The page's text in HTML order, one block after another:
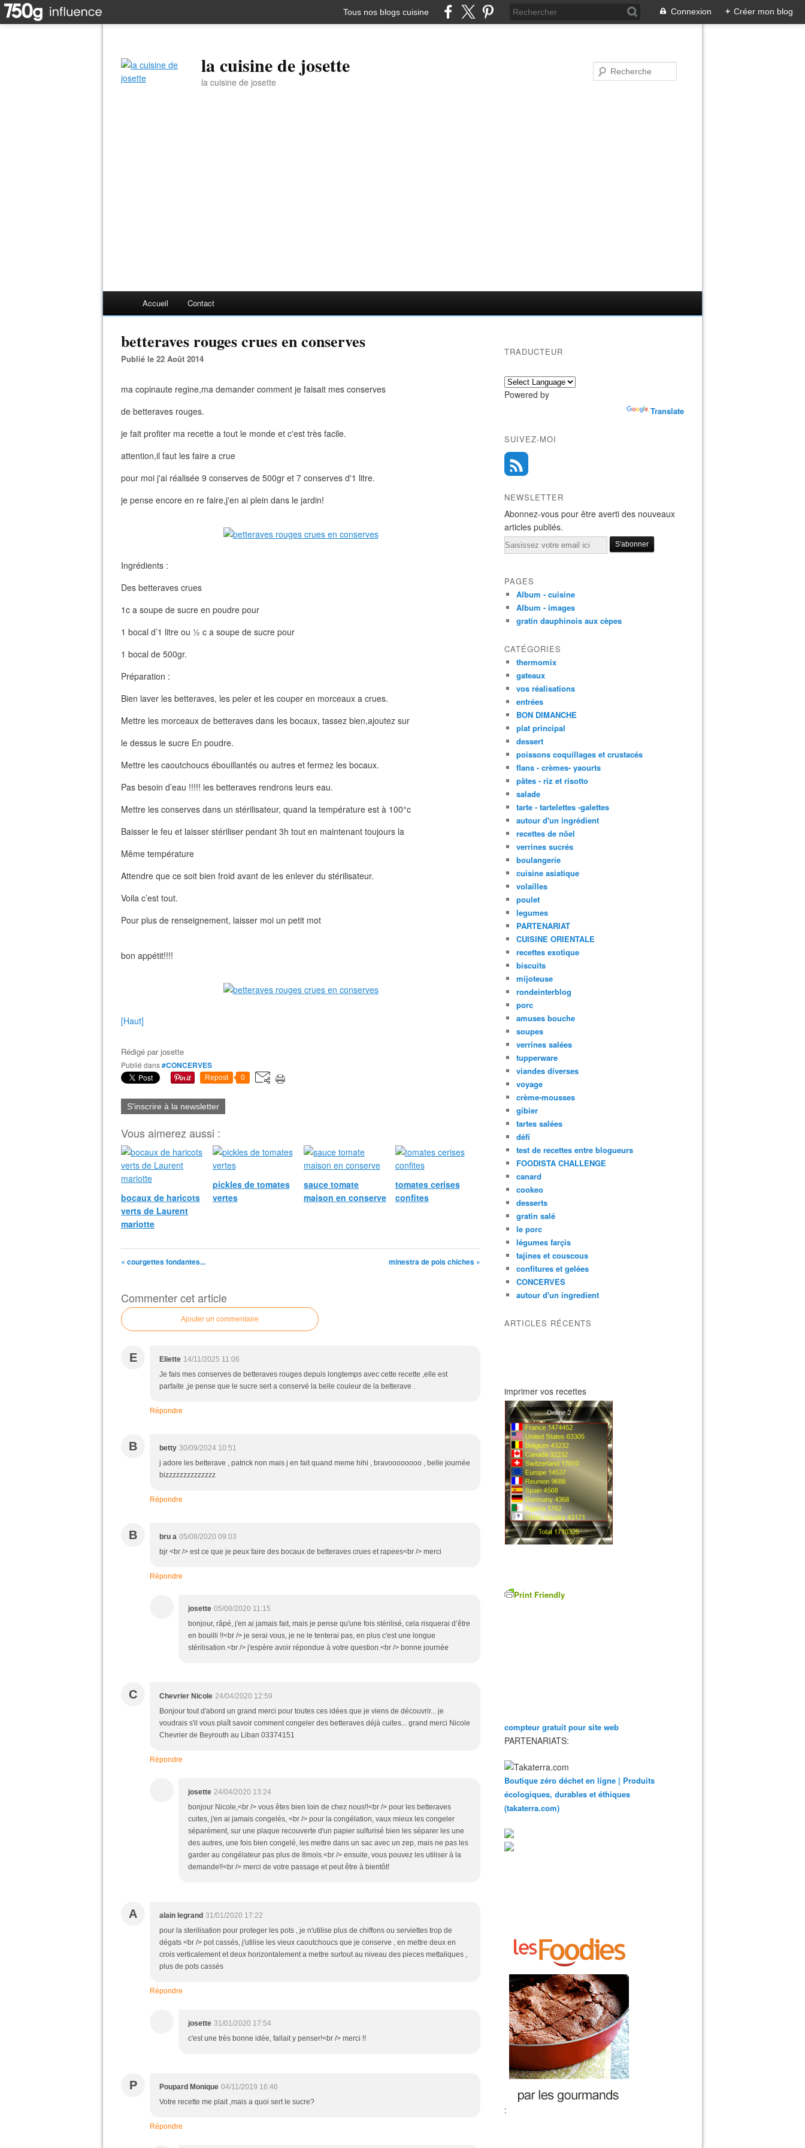
Tous nos blogs cuisine Connexion + Créer mon blog
la cuisine de josette
la cuisine de josette
Accueil Contact
betteraves rouges crues en conserves
Publié le 22 Août 2014
ma copinaute regine,ma demander comment je faisait mes conserves
de betteraves rouges.
je fait profiter ma recette a tout le monde et c'est très facile.
attention,il faut les faire a crue
pour moi j'ai réalisée 9 conserves de 500gr et 7 conserves d'1 litre.
je pense encore en re faire,j'en ai plein dans le jardin!
Ingrédients :
Des betteraves crues
1c a soupe de sucre en poudre pour
1 bocal d’1 litre ou ½ c a soupe de sucre pour
1 bocal de 500gr.
Préparation :
Bien laver les betteraves, les peler et les couper en morceaux a crues.
Mettre les morceaux de betteraves dans les bocaux, tassez bien,ajoutez sur
le dessus le sucre En poudre.
Mettre les caoutchoucs ébouillantés ou autres et fermez les bocaux.
Pas besoin d’eau !!!!! les betteraves rendrons leurs eau.
Mettre les conserves dans un stérilisateur, quand la température est à 100°c
Baisser le feu et laisser stériliser pendant 3h tout en maintenant toujours la
Même température
Attendre que ce soit bien froid avant de les enlever du stérilisateur.
Voila c’est tout.
Pour plus de renseignement, laisser moi un petit mot
bon appétit!!!!
[Haut]
Rédigé parjosette
Publié dans#CONCERVES
Repost 0
S'inscrire à la newsletter
Vous aimerez aussi :
bocaux de haricots
verts de Laurent
mariotte
pickles de tomates
vertes
sauce tomate
maison en conserve
tomates cerises
confites
« courgettes fondantes... minestra de pois chiches »
Commenter cet article
Ajouter un commentaire
E Eliette 14/11/2025 11:06
Je fais mes conserves de betteraves rouges depuis longtemps avec cette recette ,elle est
parfaite ,je pense que le sucre sert a conservé la belle couleur de la betterave .
Répondre
B betty 30/09/2024 10:51
j adore les betterave , patrick non mais j en fait quand meme hihi , bravoooooooo , belle journée
bizzzzzzzzzzzzzz
Répondre
B bru a 05/08/2020 09:03
bjr <br /> est ce que je peux faire des bocaux de betteraves crues et rapees<br /> merci
Répondre
josette 05/08/2020 11:15
bonjour, râpé, j'en ai jamais fait, mais je pense qu'une fois stérilisé, cela risquerai d’être
en bouilli !!<br /> je serai vous, je ne le tenterai pas, en plus c'est une longue
stérilisation.<br /> j'espère avoir répondue à votre question.<br /> bonne journée
C Chevrier Nicole 24/04/2020 12:59
Bonjour tout d'abord un grand merci pour toutes ces idées que je viens de découvrir... je
voudrais s'il vous plaît savoir comment congeler des betteraves déjà cuites... grand merci Nicole
Chevrier de Beyrouth au Liban 03374151
Répondre
josette 24/04/2020 13:24
bonjour Nicole,<br /> vous êtes bien loin de chez nous!!<br /> pour les betteraves
cuites, j'en ai jamais congelés, <br /> pour la congélation, vaux mieux les congeler
séparément, sur une plaque recouverte d'un papier sulfurisé bien les séparer les une
des autres, une fois bien congelé, les mettre dans un sac avec un zep, mais ne pas les
garder au congélateur pas plus de 8mois.<br /> ensuite, vous pouvez les utiliser à la
demande!!<br /> merci de votre passage et peut être à bientôt!
A alain legrand 31/01/2020 17:22
pour la sterilisation pour proteger les pots , je n'utilise plus de chiffons ou serviettes trop de
dégats <br /> pot cassés, j'utilise les vieux caoutchoucs que je conserve , en mettre deux en
crois verticalement et deux horizontalement a mettre surtout au niveau des pieces mettaliques ,
plus de pots cassés
Répondre
josette 31/01/2020 17:54
c'est une très bonne idée, fallait y penser!<br /> merci !!
P Poupard Monique 04/11/2019 16:46
Votre recette me plait ,mais a quoi sert le sucre?
Répondre
TRADUCTEUR
Powered by
Translate
SUIVEZ-MOI
NEWSLETTER
Abonnez-vous pour être averti des nouveaux
articles publiés.
Email
PAGES
Album - cuisine
Album - images
gratin dauphinois aux cèpes
CATÉGORIES
thermomix
gateaux
vos réalisations
entrées
BON DIMANCHE
plat principal
dessert
poissons coquillages et crustacés
flans - crèmes- yaourts
pâtes - riz et risotto
salade
tarte - tartelettes -galettes
autour d'un ingrédient
recettes de nôel
verrines sucrés
boulangerie
cuisine asiatique
volailles
poulet
legumes
PARTENARIAT
CUISINE ORIENTALE
recettes exotique
biscuits
mijoteuse
rondeinterblog
porc
amuses bouche
soupes
verrines salées
tupperware
viandes diverses
voyage
crème-mousses
gibier
tartes salées
défi
test de recettes entre blogueurs
FOODISTA CHALLENGE
canard
cookeo
desserts
gratin salé
le porc
légumes farçis
tajines et couscous
confitures et gelées
CONCERVES
autour d'un ingredient
ARTICLES RÉCENTS
imprimer vos recettes
Print Friendly
compteur gratuit pour site web
PARTENARIATS:
Boutique zéro déchet en ligne | Produits
écologiques, durables et éthiques
(takaterra.com)
: